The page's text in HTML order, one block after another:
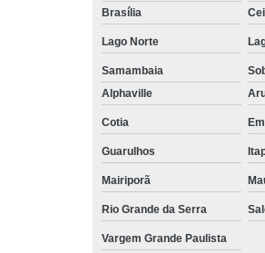
Brasília
Lago Norte
Samambaia
Alphaville
Cotia
Guarulhos
Mairiporã
Rio Grande da Serra
Vargem Grande Paulista